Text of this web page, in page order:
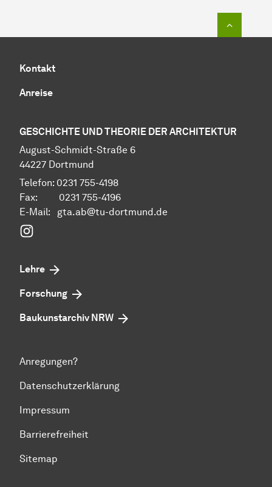
Kontakt
Anreise
GESCHICHTE UND THEORIE DER ARCHITEKTUR
Au­gust-Schmidt-Straße 6
44227 Dort­mund
Telefon: 0231 755-4198
Fax: 0231 755-4196
E-Mail: gta.ab@tu-dortmund.de
Lehre
Forschung
Baukunstarchiv NRW
Anregungen?
Datenschutzerklärung
Impressum
Barrierefreiheit
Sitemap